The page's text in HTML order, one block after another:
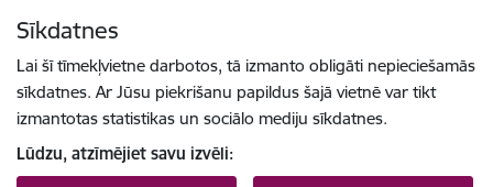
Sīkdatnes
Lai šī tīmekļvietne darbotos, tā izmanto obligāti nepieciešamās
sīkdatnes. Ar Jūsu piekrišanu papildus šajā vietnē var tikt
izmantotas statistikas un sociālo mediju sīkdatnes.
Lūdzu, atzīmējiet savu izvēli: